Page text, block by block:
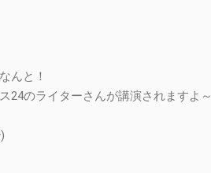
んと！
24のライターさんが講演されますよ～